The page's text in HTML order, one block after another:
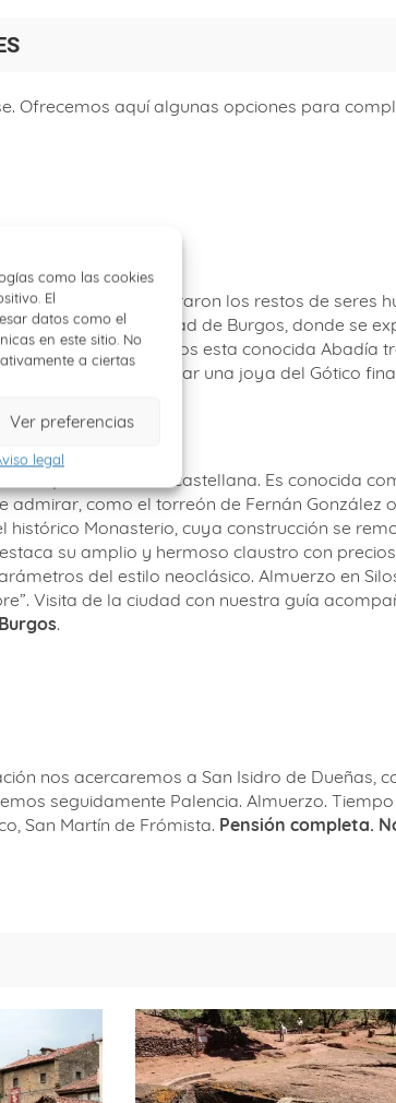
como las cookies
El
datos como el
en este sitio. No
a ciertas
Ver preferencias
legal
Ofrecemos aquí algunas opciones para
– Burgos
los que se encontraron los restos de seres
encuentra en la ciudad de Burgos, donde se
donde visitaremos esta conocida Abadía
podremos admirar una joya del Gótico
arquitectura rural castellana. Es conocida
como el torreón de Fernán González
Monasterio, cuya construcción se
su amplio y hermoso claustro con
del estilo neoclásico. Almuerzo en
Visita de la ciudad con nuestra guía
.
nos acercaremos a San Isidro de Dueñas,
seguidamente Palencia. Almuerzo. Tiempo
San Martín de Frómista. Pensión completa.